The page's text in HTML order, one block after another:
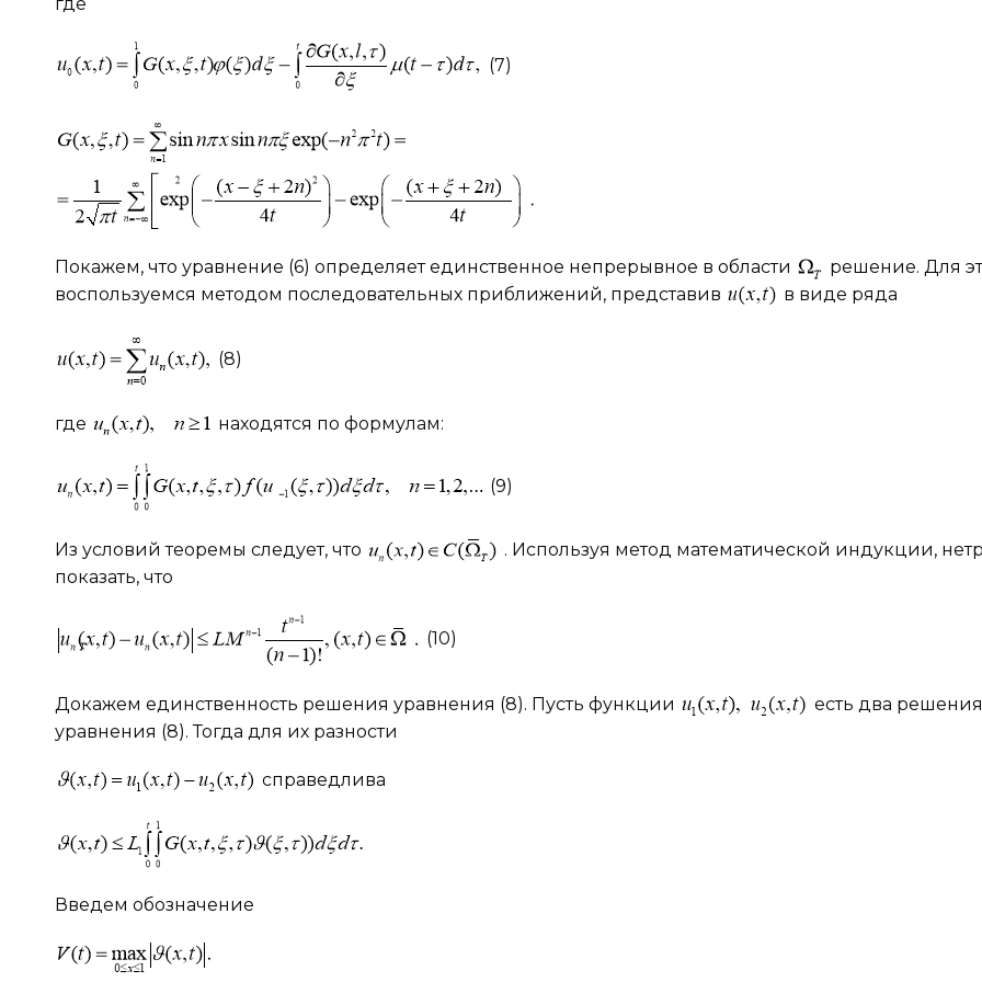
(7)
Покажем, что уравнение (6) определяет единственное непрерывное в области
решение. Для
воспользуемся методом последовательных приближений, представив
в виде ряда
(8)
где находятся по формулам:
(9)
Из условий теоремы следует, что
. Используя метод математической индукции,
показать, что
(10)
Докажем единственность решения уравнения (8). Пусть функции
есть два решения
уравнения (8). Тогда для их разности
справедлива
Введем обозначение